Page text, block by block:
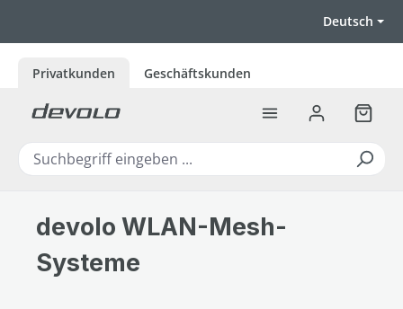
Deutsch
Privatkunden Geschäftskunden
devolo WLAN-Mesh-
Systeme